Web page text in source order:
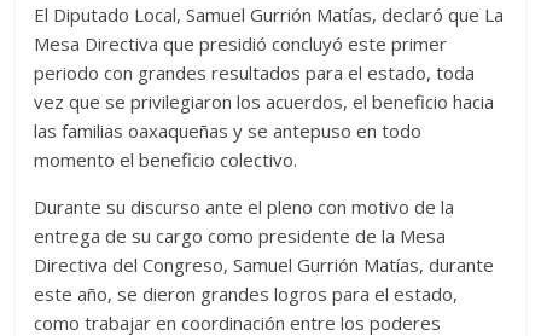
El Diputado Local, Samuel Gurrión Matías, declaró que La
Mesa Directiva que presidió concluyó este primer
periodo con grandes resultados para el estado, toda
vez que se privilegiaron los acuerdos, el beneficio hacia
las familias oaxaqueñas y se antepuso en todo
momento el beneficio colectivo.
Durante su discurso ante el pleno con motivo de la
entrega de su cargo como presidente de la Mesa
Directiva del Congreso, Samuel Gurrión Matías, durante
este año, se dieron grandes logros para el estado,
como trabajar en coordinación entre los poderes